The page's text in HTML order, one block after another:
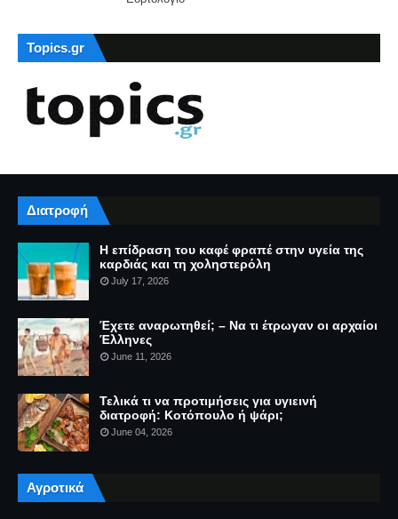
Topics.gr
Διατροφή
Η επίδραση του καφέ φραπέ στην υγεία της
καρδιάς και τη χοληστερόλη
July 17, 2026
Έχετε αναρωτηθεί; – Να τι έτρωγαν οι αρχαίοι
Έλληνες
June 11, 2026
Τελικά τι να προτιμήσεις για υγιεινή
διατροφή: Κοτόπουλο ή ψάρι;
June 04, 2026
Αγροτικά